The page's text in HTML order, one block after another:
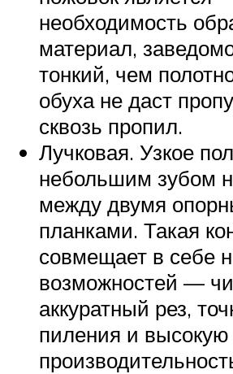
необходимость
материал,
тонкий, чем
обуха не даст
сквозь пропил.
Лучковая. Узкое
небольшим зубом
между двумя
планками. Такая
совмещает в себе
возможностей —
аккуратный рез,
пиления и высокую